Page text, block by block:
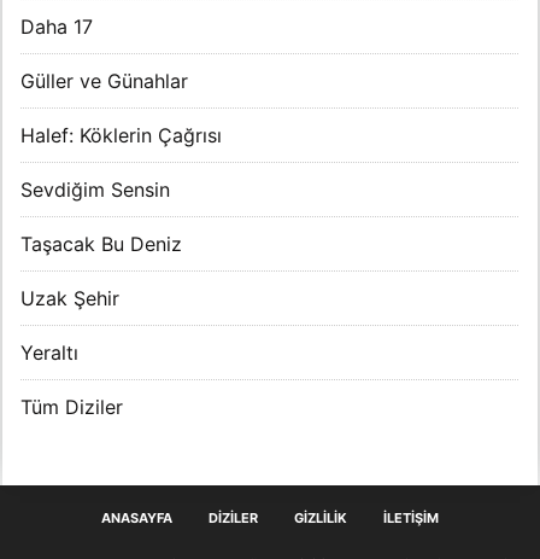
Daha 17
Güller ve Günahlar
Halef: Köklerin Çağrısı
Sevdiğim Sensin
Taşacak Bu Deniz
Uzak Şehir
Yeraltı
Tüm Diziler
ANASAYFA DIZILER GIZLILIK İLETIŞIM